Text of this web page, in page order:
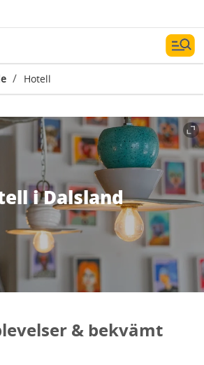
/ Hotell
i Dalsland
& bekvämt